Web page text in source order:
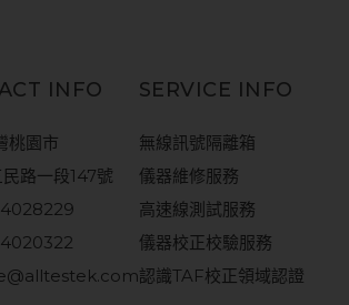
INFO
桃園市
路一段147號
SERVICE INFO
無線訊號隔離箱
儀器維修服務
高速線測試服務
儀器校正校驗服務
認識TAF校正領域認證